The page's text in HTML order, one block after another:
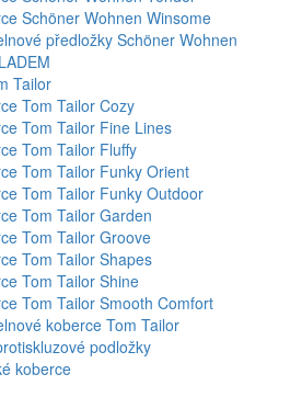
Schöner Wohnen Winsome
předložky Schöner Wohnen
Tailor
Tom Tailor Cozy
Tom Tailor Fine Lines
Tom Tailor Fluffy
Tom Tailor Funky Orient
Tom Tailor Funky Outdoor
Tom Tailor Garden
Tom Tailor Groove
Tom Tailor Shapes
Tom Tailor Shine
Tom Tailor Smooth Comfort
koberce Tom Tailor
podložky
koberce